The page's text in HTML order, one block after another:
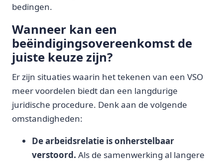
bedingen.
Wanneer kan een
beëindigingsovereenkomst de
juiste keuze zijn?
Er zijn situaties waarin het tekenen van een VSO
meer voordelen biedt dan een langdurige
juridische procedure. Denk aan de volgende
omstandigheden:
De arbeidsrelatie is onherstelbaar
verstoord. Als de samenwerking al langere